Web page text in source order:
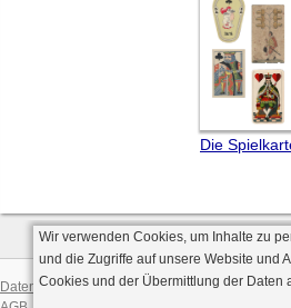
Die
Datenschutz
Wir verwenden Cookies, um Inhalte zu
und die Zugriffe auf unsere Website und
Cookies und der Übermittlung der Daten